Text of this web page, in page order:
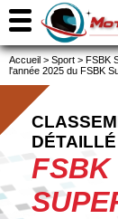
Accueil > Sport > FSBK
l'année 2025 du FSBK
DÉTAILLÉ
FSBK